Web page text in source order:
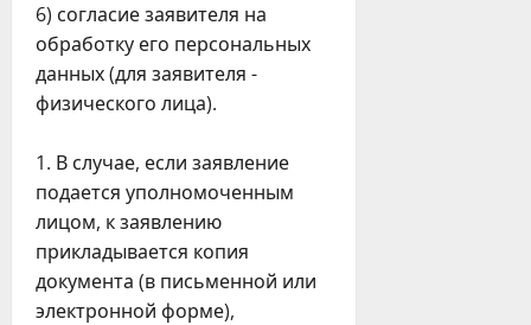
6) согласие заявителя на
обработку его персональных
данных (для заявителя -
физического лица).
В случае, если заявление
подается уполномоченным
лицом, к заявлению
прикладывается копия
документа (в письменной или
электронной форме),